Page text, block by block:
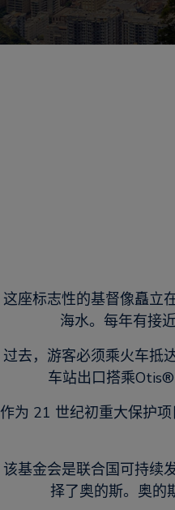
这座标志性的基督像矗立
海水。每年有接
过去，游客必须乘火车抵
车站出口搭乘Otis®
作为 21 世纪初重大保护
该基金会是联合国可持续
择了奥的斯。奥的